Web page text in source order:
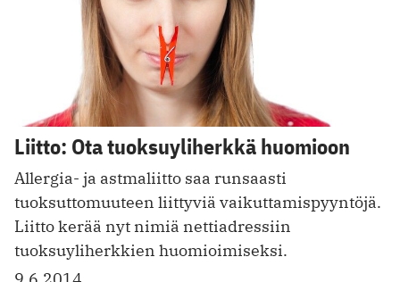
Liitto: Ota tuoksuyliherkkä huomioon
Allergia- ja astmaliitto saa runsaasti
tuoksuttomuuteen liittyviä vaikuttamispyyntöjä.
Liitto kerää nyt nimiä nettiadressiin
tuoksuyliherkkien huomioimiseksi.